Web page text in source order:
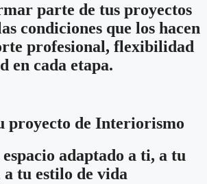
parte de tus proyectos
condiciones que los hacen
profesional, flexibilidad
en cada etapa.
proyecto de Interiorismo
adaptado a ti, a tu
tu estilo de vida